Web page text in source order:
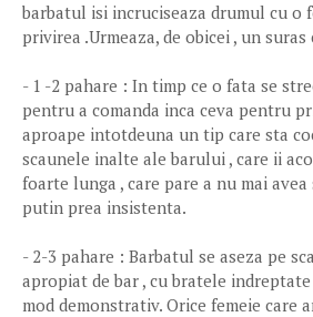
barbatul isi incruciseaza drumul cu o
privirea .Urmeaza, de obicei , un
- 1 -2 pahare : In timp ce o fata se
pentru a comanda inca ceva pentru
aproape intotdeuna un tip care sta
scaunele inalte ale barului , care ii
foarte lunga , care pare a nu mai
putin prea insistenta.
- 2-3 pahare : Barbatul se aseza pe
apropiat de bar , cu bratele
mod demonstrativ. Orice femeie care